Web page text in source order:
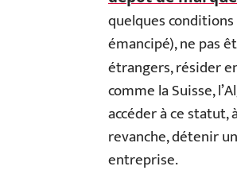
quelques
émancipé), ne pas
étrangers, résider
comme la Suisse,
accéder à ce statut,
revanche, détenir
entreprise.